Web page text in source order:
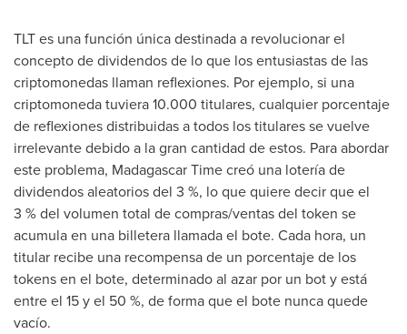
TLT es una función única destinada a revolucionar el
concepto de dividendos de lo que los entusiastas de las
criptomonedas llaman reflexiones. Por ejemplo, si una
criptomoneda tuviera 10.000 titulares, cualquier porcentaje
de reflexiones distribuidas a todos los titulares se vuelve
irrelevante debido a la gran cantidad de estos. Para abordar
este problema, Madagascar Time creó una lotería de
dividendos aleatorios del 3 %, lo que quiere decir que el
3 % del volumen total de compras/ventas del token se
acumula en una billetera llamada el bote. Cada hora, un
titular recibe una recompensa de un porcentaje de los
tokens en el bote, determinado al azar por un bot y está
entre el 15 y el 50 %, de forma que el bote nunca quede
vacío.